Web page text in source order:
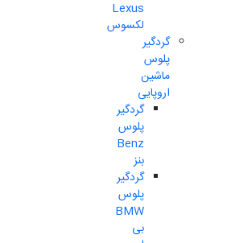
Lexus
لکسوس
گردگیر
پلوس
ماشین
اروپایی
گردگیر
پلوس
Benz
بنز
گردگیر
پلوس
BMW
بی